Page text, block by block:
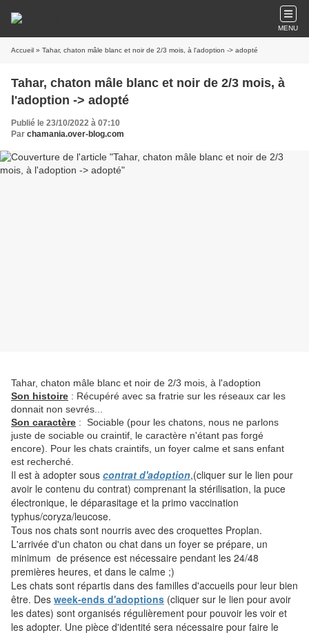
MENU
Accueil » Tahar, chaton mâle blanc et noir de 2/3 mois, à l'adoption -> adopté
Tahar, chaton mâle blanc et noir de 2/3 mois, à
l'adoption -> adopté
Publié le 23/10/2022 à 07:10
Par chamania.over-blog.com
Tahar, chaton mâle blanc et noir de 2/3 mois, à l'adoption
Son histoire : Récupéré avec sa fratrie sur les réseaux car les
donnait non sevrés...
Son caractère : Sociable (pour les chatons, nous ne parlons
juste de sociable ou craintif, le caractère n'étant pas forgé
encore). Pour les chats craintifs, un foyer calme et sans enfant
est recherché.
Il est à adopter sous contrat d'adoption,(cliquer sur le lien pour
avoir le contenu du contrat) comprenant la stérilisation, la puce
électronique, le déparasitage et la primo vaccination
typhus/coryza/leucose.
Tous nos chats sont nourris avec des croquettes Proplan.
L'arrivée d'un chaton ou chat dans un foyer se prépare, un
minimum de présence est nécessaire pendant les 24/48
premières heures, et dans le calme ;)
Les chats sont répartis dans des familles d'accueils pour leur bien
être. Des week-ends d'adoptions (cliquer sur le lien pour avoir
les dates) sont organisés régulièrement pour pouvoir les voir et
les adopter. Une pièce d'identité sera nécessaire pour faire le